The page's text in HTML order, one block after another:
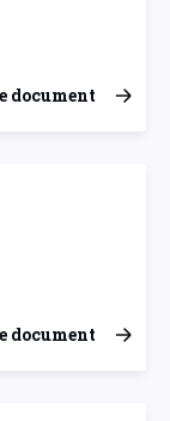
document
document